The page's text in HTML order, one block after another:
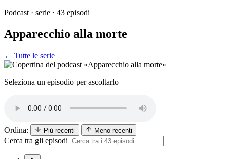
Podcast · serie · 43 episodi
Apparecchio alla morte
← Tutte le serie
Novissimi · Giudizio · Inferno · Paradiso · Purgatorio
Seleziona un episodio per ascoltarlo
Ordina: Più recenti Meno recenti
Cerca tra gli episodi